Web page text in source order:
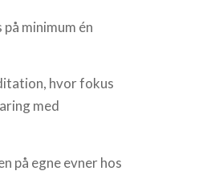
minimum én
hvor fokus
med
på egne evner hos